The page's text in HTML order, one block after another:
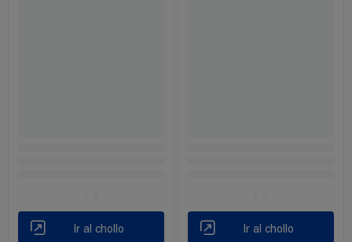
Ir al chollo Ir al chollo